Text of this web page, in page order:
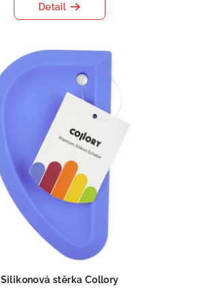
Detail
Silikonová stěrka Collory